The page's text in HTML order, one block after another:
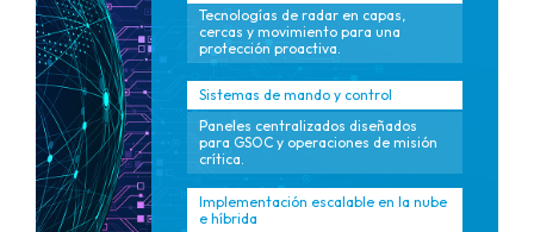
Tecnologías de radar en capas,
cercas y movimiento para una
protección proactiva.
Sistemas de mando y control
Paneles centralizados diseñados
para GSOC y operaciones de misión
crítica.
Implementación escalable en la nube
e híbrida